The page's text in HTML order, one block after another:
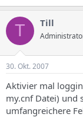
T Till
30. Okt. 2007
Aktivier mal
my.cnf Datei) und
umfangreichere